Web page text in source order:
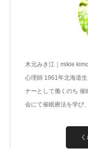
木元みき江｜mikie
心理師 1961年北海道
ナーとして働くのち 催
会にて催眠療法を学び